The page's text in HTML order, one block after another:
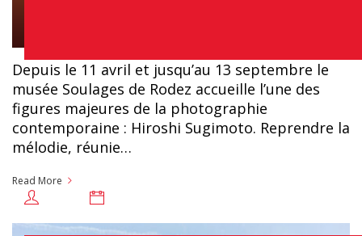
Depuis le 11 avril et jusqu’au 13 septembre le
musée Soulages de Rodez accueille l’une des
figures majeures de la photographie
contemporaine : Hiroshi Sugimoto. Reprendre la
mélodie, réunie…
Read More